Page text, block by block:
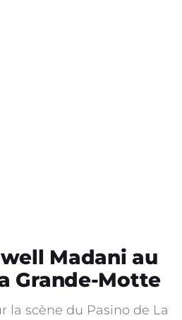
Madani au
Grande-Motte
la scène du Pasino de La